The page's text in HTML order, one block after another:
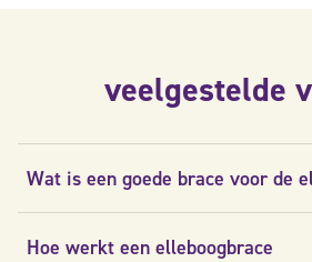
veelgestelde
Wat is een goede brace voor de
Hoe werkt een elleboogbrace